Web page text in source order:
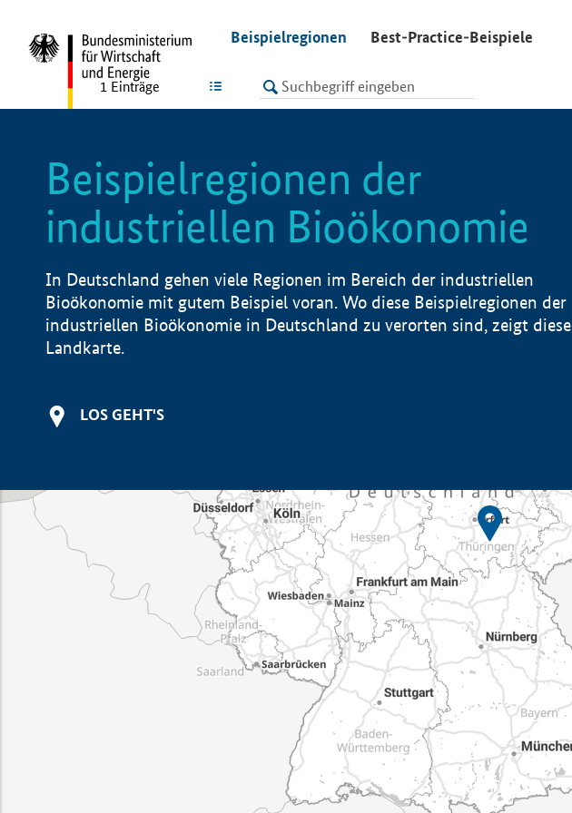
Beispielregionen Best-Practice-Beispiele
LISTE
1 Einträge
Beispielregionen der
industriellen Bioökonomie
In Deutschland gehen viele Regionen im Bereich der industriellen
Bioökonomie mit gutem Beispiel voran. Wo diese Beispielregionen der
industriellen Bioökonomie in Deutschland zu verorten sind, zeigt diese
Landkarte.
LOS GEHT'S